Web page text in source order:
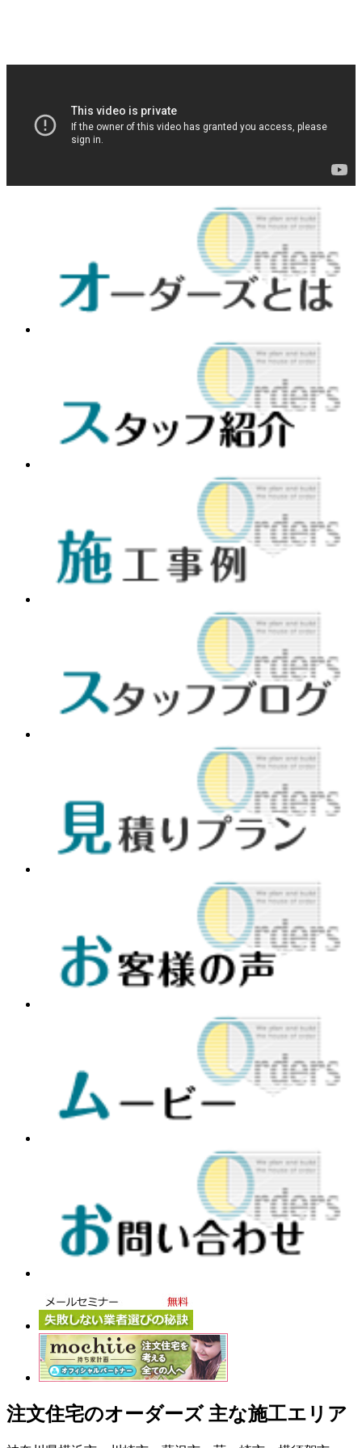
注文住宅のオーダーズ 主な施工エリア